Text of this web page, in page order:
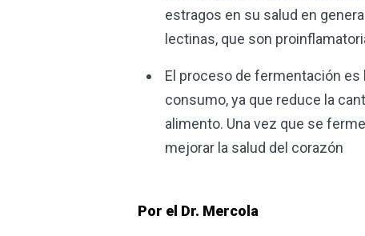
estragos en su salud en
lectinas, que son
El proceso de fermentación es
consumo, ya que reduce la
alimento. Una vez que se
mejorar la salud del corazón
Por el Dr. Mercola